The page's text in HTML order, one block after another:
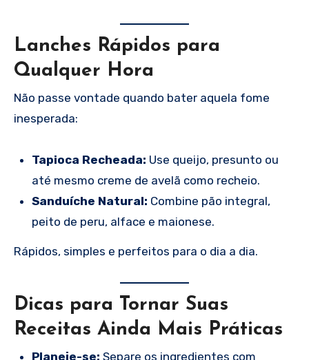
Lanches Rápidos para
Qualquer Hora
Não passe vontade quando bater aquela fome
inesperada:
Tapioca Recheada: Use queijo, presunto ou
até mesmo creme de avelã como recheio.
Sanduíche Natural: Combine pão integral,
peito de peru, alface e maionese.
Rápidos, simples e perfeitos para o dia a dia.
Dicas para Tornar Suas
Receitas Ainda Mais Práticas
Planeje-se: Separe os ingredientes com